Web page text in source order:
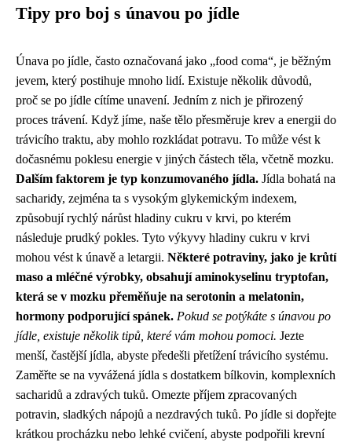
Tipy pro boj s únavou po jídle
Únava po jídle, často označovaná jako „food coma“, je běžným
jevem, který postihuje mnoho lidí. Existuje několik důvodů,
proč se po jídle cítíme unavení. Jedním z nich je přirozený
proces trávení. Když jíme, naše tělo přesměruje krev a energii do
trávicího traktu, aby mohlo rozkládat potravu. To může vést k
dočasnému poklesu energie v jiných částech těla, včetně mozku.
Dalším faktorem je typ konzumovaného jídla. Jídla bohatá na
sacharidy, zejména ta s vysokým glykemickým indexem,
způsobují rychlý nárůst hladiny cukru v krvi, po kterém
následuje prudký pokles. Tyto výkyvy hladiny cukru v krvi
mohou vést k únavě a letargii. Některé potraviny, jako je krůtí
maso a mléčné výrobky, obsahují aminokyselinu tryptofan,
která se v mozku přeměňuje na serotonin a melatonin,
hormony podporující spánek. Pokud se potýkáte s únavou po
jídle, existuje několik tipů, které vám mohou pomoci. Jezte
menší, častější jídla, abyste předešli přetížení trávicího systému.
Zaměřte se na vyvážená jídla s dostatkem bílkovin, komplexních
sacharidů a zdravých tuků. Omezte příjem zpracovaných
potravin, sladkých nápojů a nezdravých tuků. Po jídle si dopřejte
krátkou procházku nebo lehké cvičení, abyste podpořili krevní